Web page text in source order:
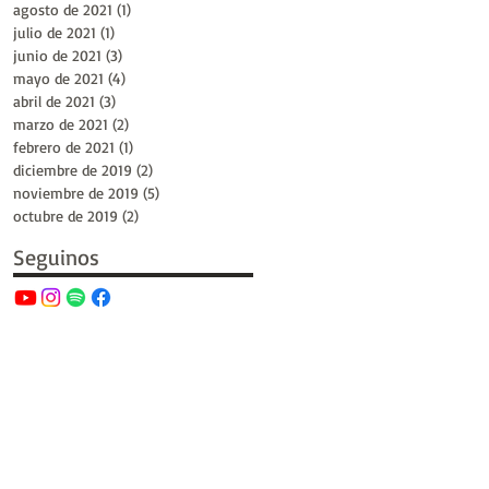
agosto de 2021 (1)
julio de 2021 (1)
junio de 2021 (3)
mayo de 2021 (4)
abril de 2021 (3)
marzo de 2021 (2)
febrero de 2021 (1)
diciembre de 2019 (2)
noviembre de 2019 (5)
octubre de 2019 (2)
Seguinos